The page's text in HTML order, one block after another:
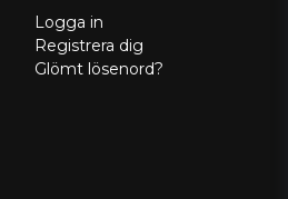
Logga in
Registrera dig
Glömt lösenord?